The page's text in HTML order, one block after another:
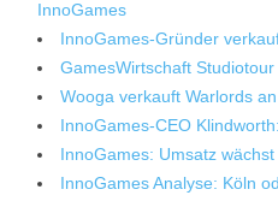
InnoGames
InnoGames-Gründer
GamesWirtschaft
Wooga verkauft Warlords
InnoGames-CEO
InnoGames: Umsatz
InnoGames Analyse: Köln